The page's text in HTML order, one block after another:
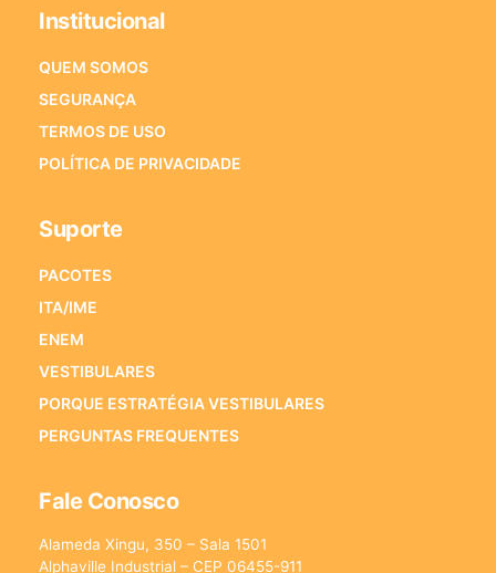
Institucional
QUEM SOMOS
SEGURANÇA
TERMOS DE USO
POLÍTICA DE PRIVACIDADE
Suporte
PACOTES
ITA/IME
ENEM
VESTIBULARES
PORQUE ESTRATÉGIA VESTIBULARES
PERGUNTAS FREQUENTES
Fale Conosco
Alameda Xingu, 350 – Sala 1501
Alphaville Industrial – CEP 06455-911